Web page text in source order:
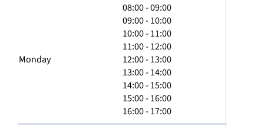
Monday
08:00 - 09:00
09:00 - 10:00
10:00 - 11:00
11:00 - 12:00
12:00 - 13:00
13:00 - 14:00
14:00 - 15:00
15:00 - 16:00
16:00 - 17:00